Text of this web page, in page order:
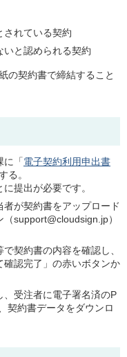
されている契約
いと認められる契約
の契約書で締結すること
に「電子契約利用申出書
る。
提出が必要です。
が契約書をアップロード
support@cloudsign.jp）
契約書の内容を確認し、
認完了」の赤いボタンか
受注者に電子署名済のP
契約書データをダウンロ